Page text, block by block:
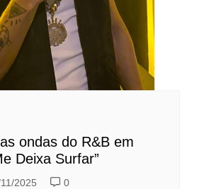
ondas do R&B em
Deixa Surfar”
2025 0